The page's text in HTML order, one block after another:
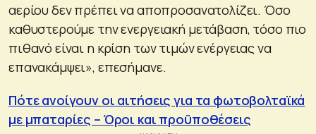
αερίου δεν πρέπει να αποπροσανατολίζει. Όσο
καθυστερούμε την ενεργειακή μετάβαση, τόσο πιο
πιθανό είναι η κρίση των τιμών ενέργειας να
επανακάμψει», επεσήμανε.
Πότε ανοίγουν οι αιτήσεις για τα φωτοβολταϊκά
με μπαταρίες – Όροι και προϋποθέσεις